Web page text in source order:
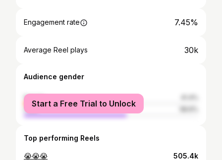
Engagement rate 7.45%
Average Reel plays 30k
Audience gender
female
male
Start a Free Trial to Unlock
Top performing Reels
😭😭😭 505.4k